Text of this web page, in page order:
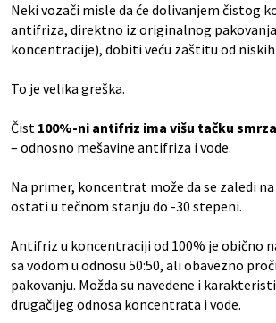
Neki vozači misle da će dolivanjem čistog
antifriza, direktno iz originalnog
koncentracije), dobiti veću zaštitu od
To je velika greška.
Čist 100%-ni antifriz ima višu tačku
– odnosno mešavine antifriza i vode.
Na primer, koncentrat može da se zaledi
ostati u tečnom stanju do -30 stepeni.
Antifriz u koncentraciji od 100% je obično
sa vodom u odnosu 50:50, ali obavezno
pakovanju. Možda su navedene i
drugačijeg odnosa koncentrata i vode.